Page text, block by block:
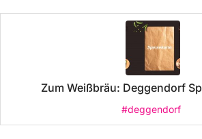
Zum Weißbräu: Deggendorf
#deggendorf